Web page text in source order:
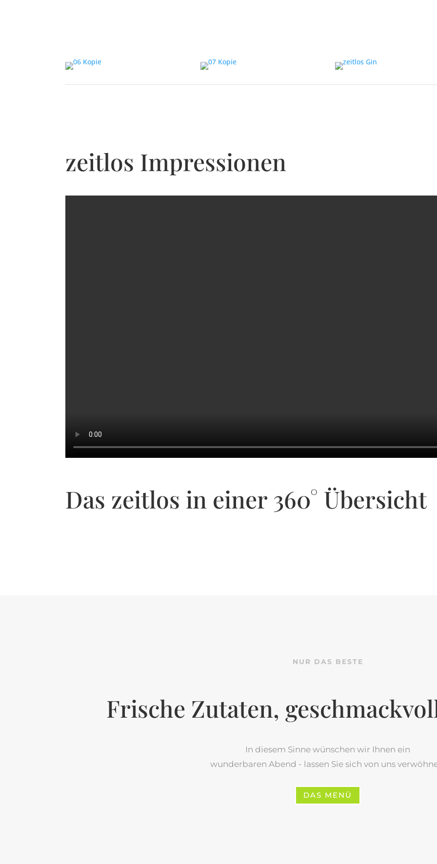
zeitlos Impressionen
Das zeitlos in einer 360° Übersicht
NUR DAS BESTE
Frische Zutaten,
In diesem Sinne wünschen wir Ihnen ein
wunderbaren Abend - lassen Sie sich von uns
DAS MENÜ